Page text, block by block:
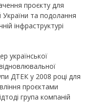
проєкту для
та подолання
інфраструктурі
української
ДТЕК у 2008 році для
проєктами
група компаній